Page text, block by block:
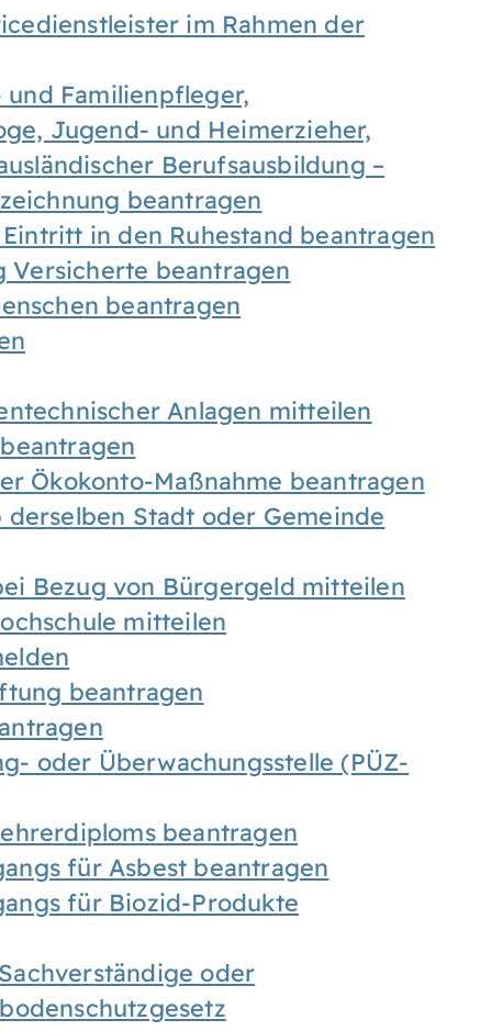
im Rahmen der
Familienpfleger,
Jugend- und Heimerzieher,
Berufsausbildung –
beantragen
in den Ruhestand beantragen
Versicherte beantragen
beantragen
Anlagen mitteilen
Ökokonto-Maßnahme beantragen
Stadt oder Gemeinde
Bezug von Bürgergeld mitteilen
mitteilen
beantragen
oder Überwachungsstelle (PÜZ-
beantragen
für Asbest beantragen
für Biozid-Produkte
oder